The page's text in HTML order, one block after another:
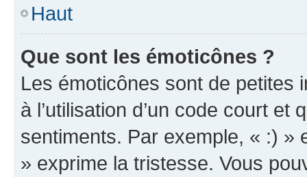
Haut
Que sont les émoticônes ?
Les émoticônes sont de petites
à l’utilisation d’un code court et
sentiments. Par exemple, « :) »
» exprime la tristesse. Vous